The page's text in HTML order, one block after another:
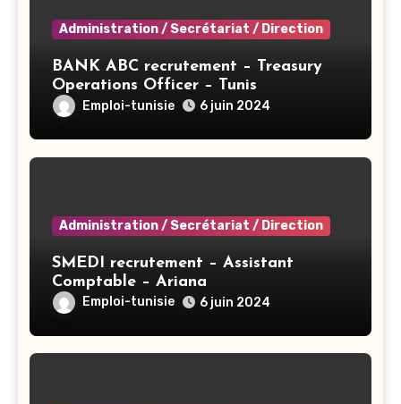
Administration / Secrétariat / Direction
BANK ABC recrutement – Treasury
Operations Officer – Tunis
Emploi-tunisie 6 juin 2024
Administration / Secrétariat / Direction
SMEDI recrutement – Assistant
Comptable – Ariana
Emploi-tunisie 6 juin 2024